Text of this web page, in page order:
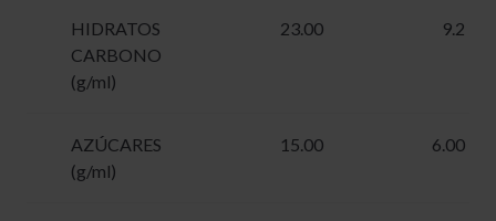
HIDRATOS
CARBONO
(g/ml)
23.00 9.2
AZÚCARES
(g/ml)
15.00 6.00